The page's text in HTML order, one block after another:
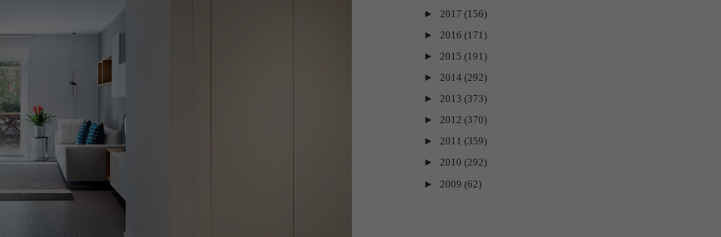
► 2017 (156)
► 2016 (171)
► 2015 (191)
► 2014 (292)
► 2013 (373)
► 2012 (370)
► 2011 (359)
► 2010 (292)
► 2009 (62)